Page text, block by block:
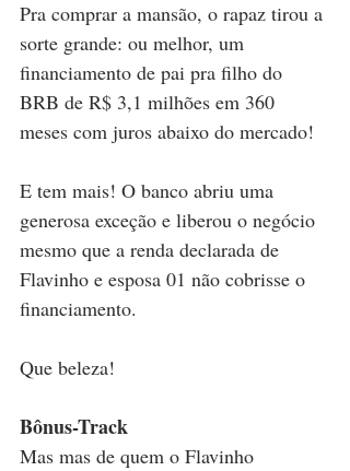
Pra comprar a mansão, o rapaz tirou a
sorte grande: ou melhor, um
financiamento de pai pra filho do
BRB de R$ 3,1 milhões em 360
meses com juros abaixo do mercado!
E tem mais! O banco abriu uma
generosa exceção e liberou o negócio
mesmo que a renda declarada de
Flavinho e esposa 01 não cobrisse o
financiamento.
Que beleza!
Bônus-Track
Mas mas de quem o Flavinho